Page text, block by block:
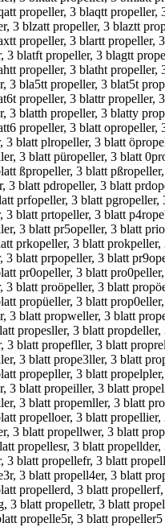
propeller, 3 blaqtt propeller,
3 blzatt propeller, 3 blaztt
propeller, 3 blartt propeller,
3 blatft propeller, 3 blagtt
propeller, 3 blatht propeller,
3 bla5tt propeller, 3 blat5t
propeller, 3 blattr propeller,
3 blatth propeller, 3 blatty
propeller, 3 blatt opropeller,
3 blatt plropeller, 3 blatt
3 blatt püropeller, 3 blatt
ßpropeller, 3 blatt
3 blatt pdropeller, 3 blatt
prfopeller, 3 blatt pgropeller,
3 blatt prtopeller, 3 blatt
3 blatt pr5opeller, 3 blatt
prkopeller, 3 blatt
3 blatt prpopeller, 3 blatt
pr0opeller, 3 blatt
3 blatt proöpeller, 3 blatt
propüeller, 3 blatt
3 blatt propweller, 3 blatt
propesller, 3 blatt
3 blatt propefller, 3 blatt
3 blatt prope3ller, 3 blatt
propepller, 3 blatt
3 blatt propeiller, 3 blatt
3 blatt propemller, 3 blatt
propelloer, 3 blatt
3 blatt propellwer, 3 blatt
propellesr, 3 blatt
3 blatt propellefr, 3 blatt
3 blatt propell4er, 3 blatt
propellerd, 3 blatt
3 blatt propelletr, 3 blatt
propelle5r, 3 blatt propeller5